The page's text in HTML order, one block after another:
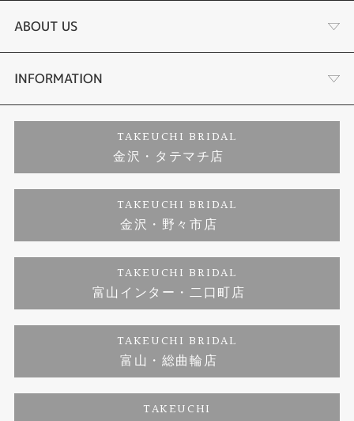
結婚指輪
セットリング
婚約ネックレス
ダイヤモンド
ジュエリーリフォーム
選ばれる理由まとめ
お客様の声
プロポーズサポート
ブランドリスト
福井指輪工房｜手作りペアリング
福井指輪工房｜手作り結婚指輪 and 婚約指輪
福井工房｜手作り婚約指輪プロポーズプラン
ABOUT US
会社概要
お客様の声
INFORMATION
プライバシーポリシー
TAKEUCHI BRIDAL
金沢・タテマチ店
TAKEUCHI BRIDAL
金沢・野々市店
TAKEUCHI BRIDAL
富山インター・二口町店
TAKEUCHI BRIDAL
富山・総曲輪店
TAKEUCHI